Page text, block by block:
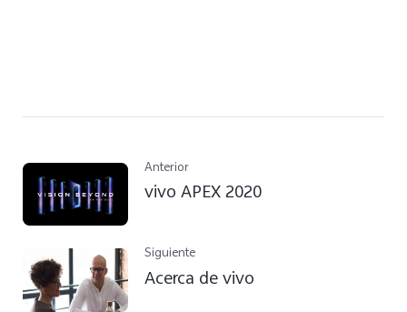
Anterior
vivo APEX 2020
Siguiente
Acerca de vivo